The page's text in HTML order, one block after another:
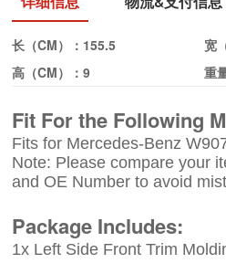
长（CM）： 155.5 宽
高（CM）：9 重
Fit For the Following
Fits for Mercedes-Benz
Note: Please compare your
and OE Number to avoid
Package Includes:
1x Left Side Front Trim